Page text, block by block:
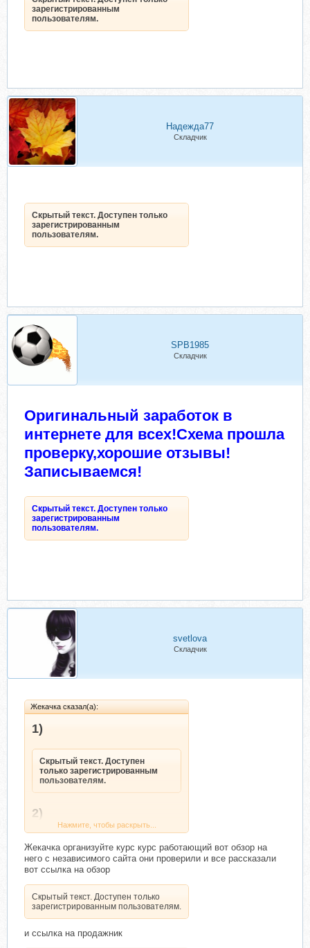
зарегистрированным
пользователям.
Надежда77
Складчик
Скрытый текст. Доступен только
зарегистрированным
пользователям.
SPB1985
Складчик
Оригинальный заработок в
интернете для всех!Схема прошла
проверку,хорошие отзывы!
Записываемся!
Скрытый текст. Доступен только
зарегистрированным
пользователям.
svetlova
Складчик
Жекачка сказал(а):
1)
Скрытый текст. Доступен
только зарегистрированным
пользователям.
Нажмите, чтобы раскрыть...
2)
Скрытый текст. Доступен
только зарегистрированным
пользователям.
3)
Скрытый текст. Доступен
только зарегистрированным
Нажмите, чтобы раскрыть...
Жекачка организуйте курс курс работающий вот обзор на
него с независимого сайта они проверили и все рассказали
вот ссылка на обзор
Скрытый текст. Доступен только
зарегистрированным пользователям.
и ссылка на продажник